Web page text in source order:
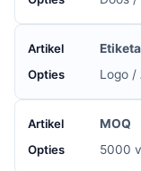
Logo /
MOQ
5000